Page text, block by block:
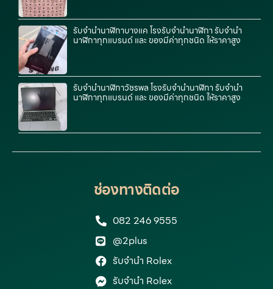
รับจำนำนาฬิกาบางแค โรงรับจำนำนาฬิกา รับจำนำ
นาฬิกาทุกแบรนด์ และ ของมีค่าทุกชนิด ให้ราคาสูง
รับจำนำนาฬิกาวัชรพล โรงรับจำนำนาฬิกา รับจำนำ
นาฬิกาทุกแบรนด์ และ ของมีค่าทุกชนิด ให้ราคาสูง
ช่องทางติดต่อ
082 246 9555
@2plus
รับจำนำ Rolex
รับจำนำ Rolex